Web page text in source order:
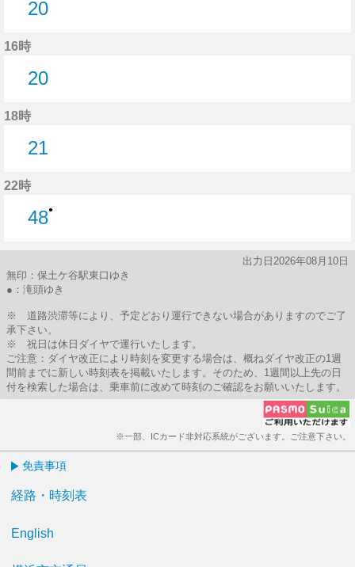
20
16時
20
18時
21
22時
48●
出力日2026年08月10日
無印：保土ケ谷駅東口ゆき
●：滝頭ゆき
※ 道路渋滞等により、予定どおり運行できない場合がありますのでご了
承下さい。
※ 祝日は休日ダイヤで運行いたします。
ご注意：ダイヤ改正により時刻を変更する場合は、概ねダイヤ改正の1週
間前までに新しい時刻表を掲載いたします。そのため、1週間以上先の日
付を検索した場合は、乗車前に改めて時刻のご確認をお願いいたします。
※一部、ICカード非対応系統がございます。ご注意下さい。
免責事項
経路・時刻表
English